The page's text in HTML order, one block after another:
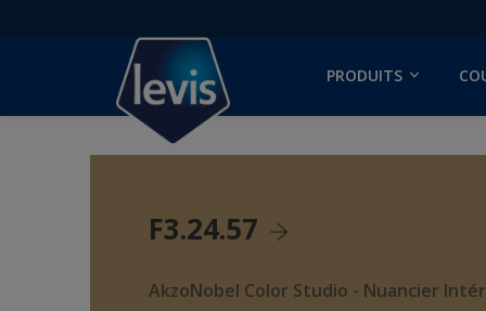
PRODUITS
F3.24.57
AkzoNobel Color Studio - Nuancier